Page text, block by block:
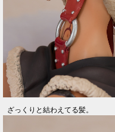
ざっくりと結わえてる髪。